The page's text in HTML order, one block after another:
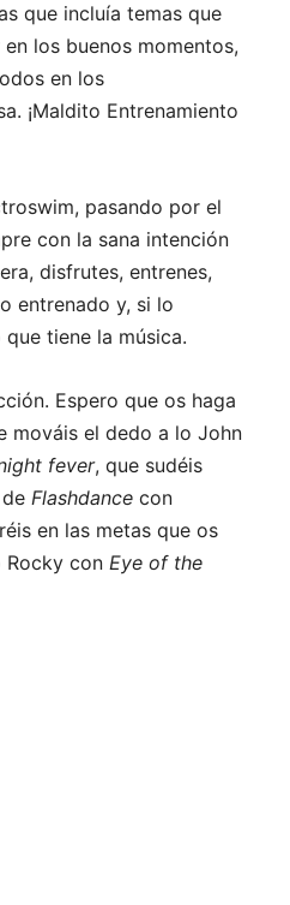
que incluía temas que
los buenos momentos,
en los
¡Maldito Entrenamiento
pasando por el
con la sana intención
disfrutes, entrenes,
entrenado y, si lo
tiene la música.
Espero que os haga
mováis el dedo a lo John
fever, que sudéis
Flashdance con
en las metas que os
Rocky con Eye of the